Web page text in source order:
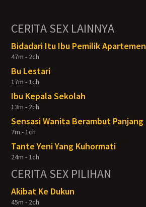
CERITA SEX LAINNYA
Bidadari Itu Ibu Pemilik Apartemen
47m - 2ch
Bu Lestari
17m - 1ch
Ibu Kepala Sekolah
13m - 2ch
Sensasi Wanita Berambut Panjang
7m - 1ch
Tante Yeni Yang Kuhormati
24m - 1ch
CERITA SEX PILIHAN
Akibat Ke Dukun
45m - 2ch